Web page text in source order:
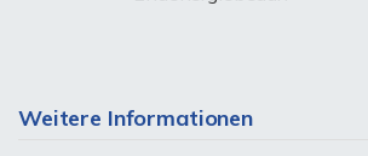
Weitere Informationen